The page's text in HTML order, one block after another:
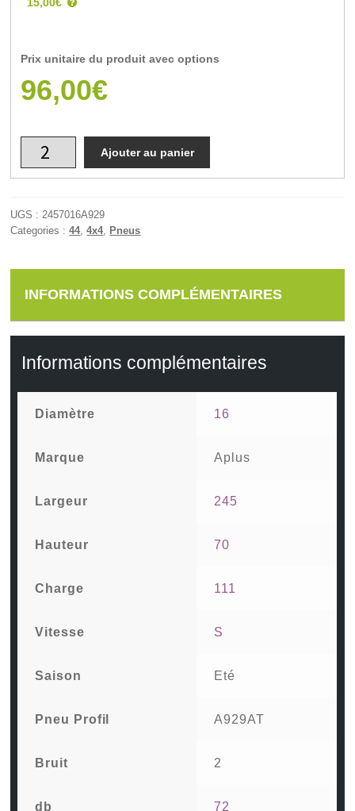
Prix unitaire du produit avec options
96,00€
Ajouter au panier
UGS :2457016A929
Categories :44,4x4, Pneus
INFORMATIONS COMPLÉMENTAIRES
Informations complémentaires
Diamètre 16
Marque Aplus
Largeur 245
Hauteur 70
Charge 111
Vitesse S
Saison Eté
Pneu Profil A929AT
Bruit 2
db 72